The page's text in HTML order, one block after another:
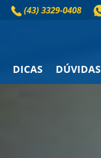
(43) 3329-0408
DICAS DÚVIDAS